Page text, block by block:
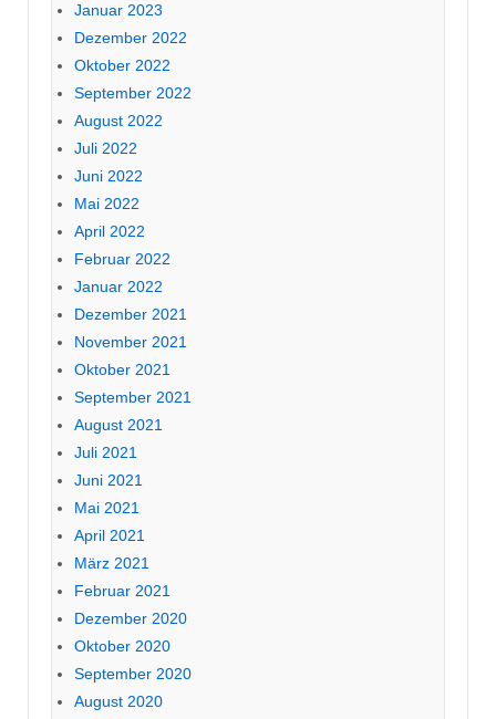
Januar 2023
Dezember 2022
Oktober 2022
September 2022
August 2022
Juli 2022
Juni 2022
Mai 2022
April 2022
Februar 2022
Januar 2022
Dezember 2021
November 2021
Oktober 2021
September 2021
August 2021
Juli 2021
Juni 2021
Mai 2021
April 2021
März 2021
Februar 2021
Dezember 2020
Oktober 2020
September 2020
August 2020